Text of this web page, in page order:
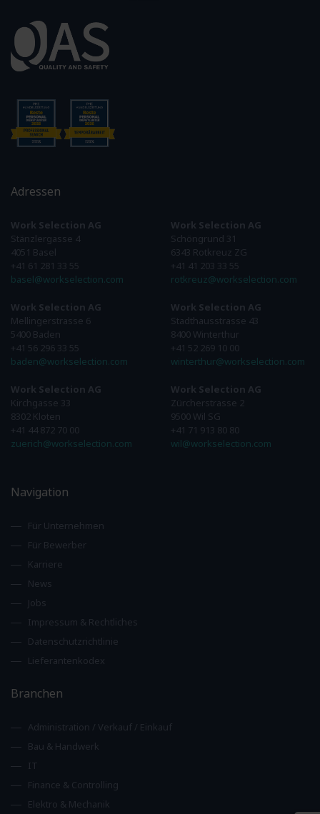
Adressen
Work Selection AG
Stänzlergasse 4
4051 Basel
+41 61 281 33 55
basel@workselection.com
Work Selection AG
Mellingerstrasse 6
5400 Baden
+41 56 296 33 55
baden@workselection.com
Work Selection AG
Kirchgasse 33
8302 Kloten
+41 44 872 70 00
zuerich@workselection.com
Work Selection AG
Schöngrund 31
6343 Rotkreuz ZG
+41 41 203 33 55
rotkreuz@workselection.com
Work Selection AG
Stadthausstrasse 43
8400 Winterthur
+41 52 269 10 00
winterthur@workselection.com
Work Selection AG
Zürcherstrasse 2
9500 Wil SG
+41 71 913 80 80
wil@workselection.com
Navigation
Für Unternehmen
Für Bewerber
Karriere
News
Jobs
Impressum & Rechtliches
Datenschutzrichtlinie
Lieferantenkodex
Branchen
Administration / Verkauf / Einkauf
Bau & Handwerk
IT
Finance & Controlling
Elektro & Mechanik